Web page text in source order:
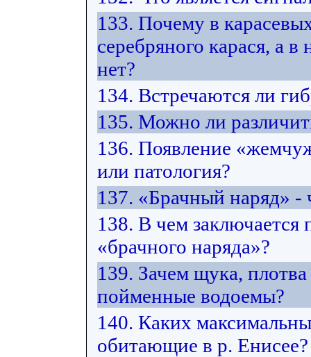
133. Почему в
серебряного карася, а
нет?
134. Встречаются ли
135. Можно ли
136. Появление
или патология?
137. «Брачный наряд» -
138. В чем заключается
«брачного наряда»?
139. Зачем щука,
пойменные водоемы?
140. Каких
обитающие в р. Енисее?